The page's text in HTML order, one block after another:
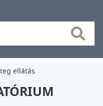
Search
ellátás